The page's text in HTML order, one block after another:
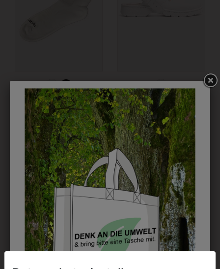
3QUARTERM13
SOCKEN 3ER PACK
€ 9,90
31805PIELA001
PANTOFFEL PIEL-A
€ 40,90